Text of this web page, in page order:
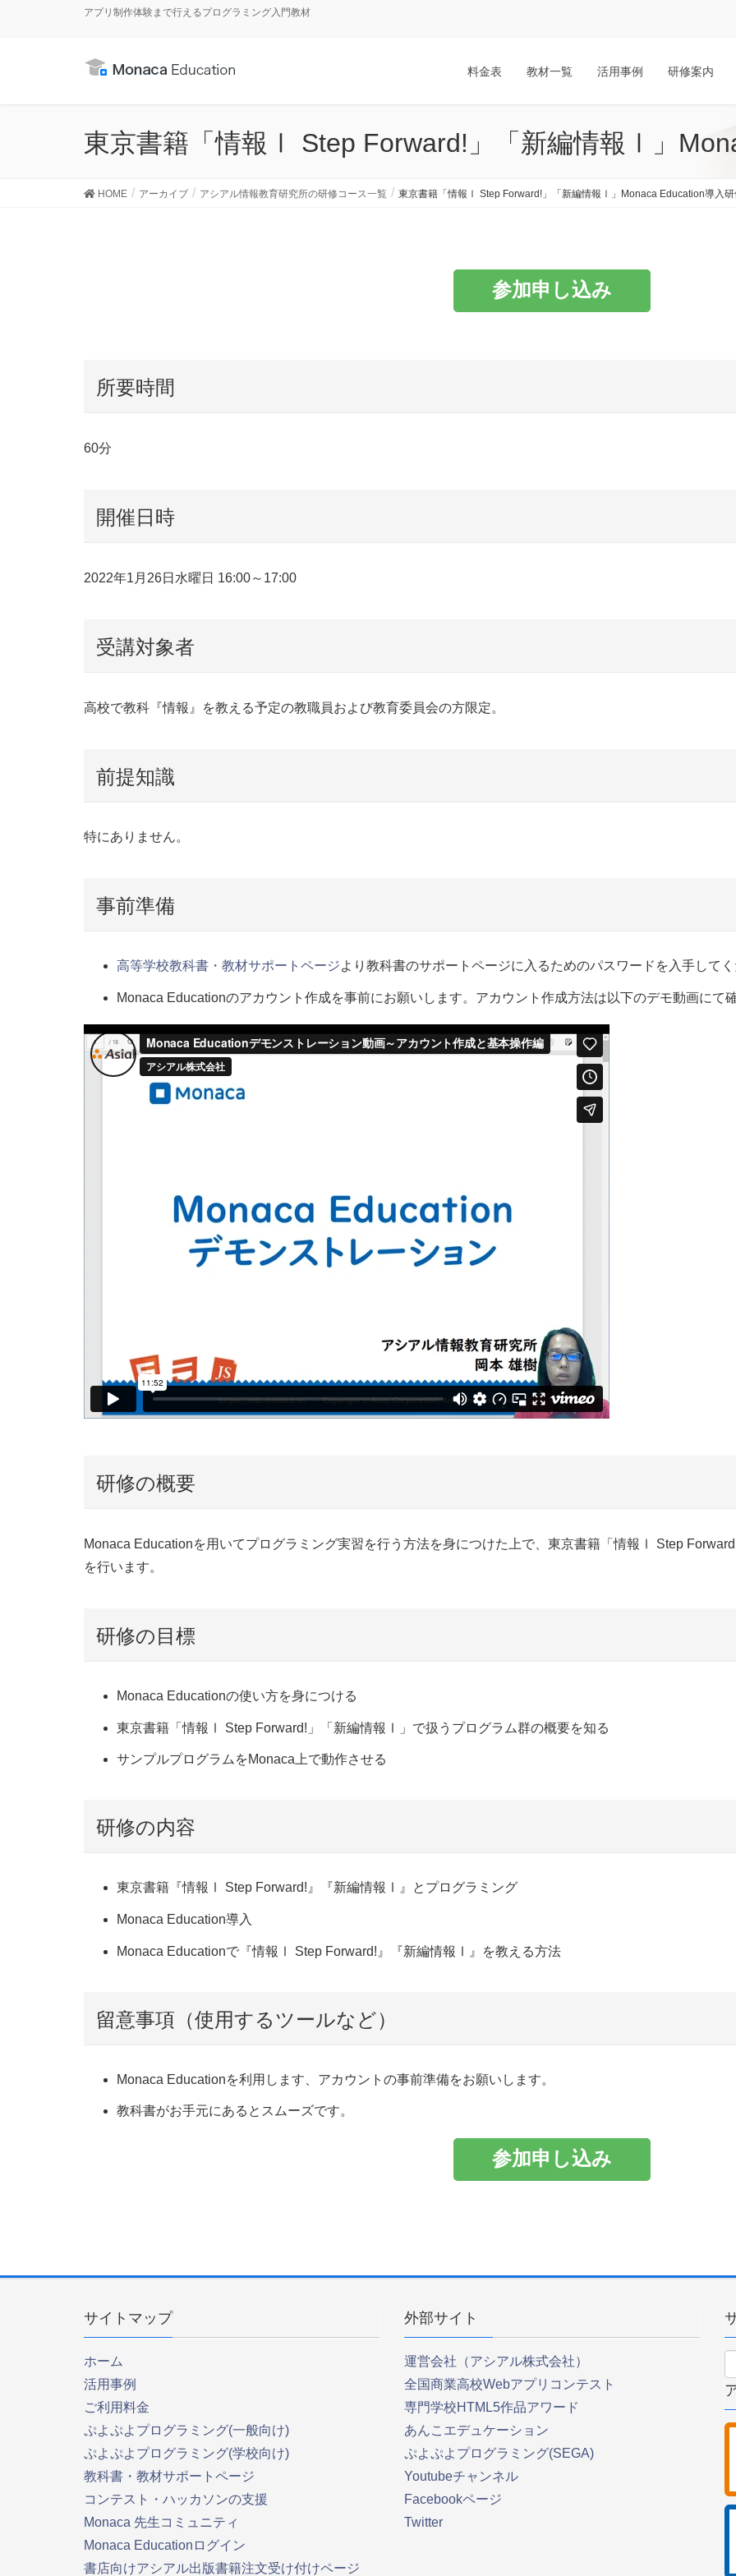
アプリ制作体験まで行えるプログラミング入門教材
料金表 教材一覧 活用事例 研修案内
東京書籍「情報Ⅰ Step Forward!」「新編情報Ⅰ」
HOME アーカイブ アシアル情報教育研究所の研修コース一覧 東京書籍「情報Ⅰ Step Forward!」「新編情報Ⅰ」Monaca Education導入研
参加申し込み
所要時間
60分
開催日時
2022年1月26日水曜日 16:00～17:00
受講対象者
高校で教科『情報』を教える予定の教職員および教育委員会の方限定。
前提知識
特にありません。
事前準備
高等学校教科書・教材サポートページより教科書のサポートページに入るためのパスワードを入手して
Monaca Educationのアカウント作成を事前にお願いします。アカウント作成方法は以下のデモ動画にて
研修の概要
Monaca Educationを用いてプログラミング実習を行う方法を身につけた上で、東京書籍「情報Ⅰ Step
を行います。
研修の目標
Monaca Educationの使い方を身につける
東京書籍「情報Ⅰ Step Forward!」「新編情報Ⅰ」で扱うプログラム群の概要を知る
サンプルプログラムをMonaca上で動作させる
研修の内容
東京書籍『情報Ⅰ Step Forward!』『新編情報Ⅰ』とプログラミング
Monaca Education導入
Monaca Educationで『情報Ⅰ Step Forward!』『新編情報Ⅰ』を教える方法
留意事項（使用するツールなど）
Monaca Educationを利用します、アカウントの事前準備をお願いします。
教科書がお手元にあるとスムーズです。
参加申し込み
サイトマップ
ホーム
活用事例
ご利用料金
ぷよぷよプログラミング(一般向け)
ぷよぷよプログラミング(学校向け)
教科書・教材サポートページ
コンテスト・ハッカソンの支援
Monaca 先生コミュニティ
Monaca Educationログイン
書店向けアシアル出版書籍注文受け付けページ
外部サイト
運営会社（アシアル株式会社）
全国商業高校Webアプリコンテスト
専門学校HTML5作品アワード
あんこエデュケーション
ぷよぷよプログラミング(SEGA)
Youtubeチャンネル
Facebookページ
Twitter